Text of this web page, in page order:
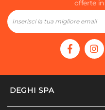
offerte
DEGHI SPA